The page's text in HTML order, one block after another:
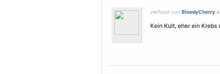
verfasst von BloodyCherry
Kein Kult, eher ein